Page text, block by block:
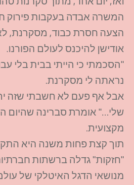
המשרה אבדה בעקבות פירוק
הצעה חסרת כבוד, מסקרנת,
אודישן להיכנס לעולם הפורנו.
"הסכמתי כי הייתי בבית בלי
נראתה לי מסקרנת.
אבל אף פעם לא חשבתי שזה
שלי…" אומרת סברינה שהיום
מקצועית.
תוך קצת פחות משנה היא
"חזקות" גדלה ברשתות
מנושאי הדגל האיטלקי של